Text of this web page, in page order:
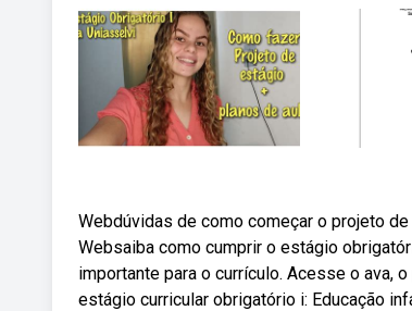
Webdúvidas de como começar o projeto
Websaiba como cumprir o estágio
importante para o currículo. Acesse o ava,
estágio curricular obrigatório i: Educação